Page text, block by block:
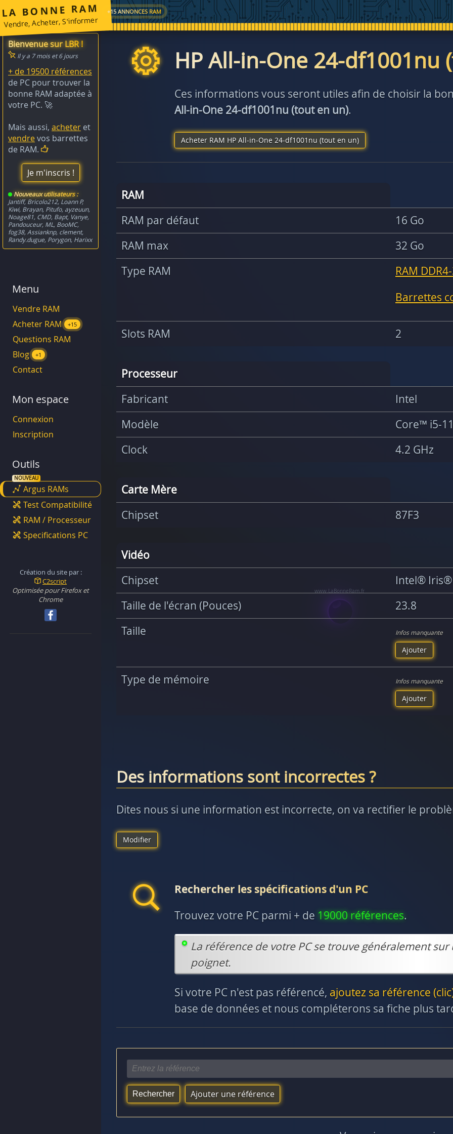
LA BONNE RAM
Vendre, Acheter, S'informer
+15 ANNONCES RAM
HP All-in-One 24-df1001nu
Ces informations vous seront utiles afin de choisir la
All-in-One 24-df1001nu (tout en un).
Acheter RAM HP All-in-One 24-df1001nu (tout en un)
RAM
RAM par défaut
16 Go
RAM max
32 Go
Type RAM
RAM
Barrettes
Slots RAM 2
Processeur
Fabricant
Intel
Modèle
Core™ i5-
Clock
4.2 GHz
Carte Mère
Chipset
87F3
Vidéo
Chipset
Intel®
Taille de l'écran (Pouces)
23.8
Taille
Infos manquante
Ajouter
Type de mémoire Infos manquante
Ajouter
Des informations sont incorrectes ?
Dites nous si une information est incorrecte, on va rectifier le
Modifier
Rechercher les spécifications d'un PC
Trouvez votre PC parmi + de 19000 références.
La référence de votre PC se trouve généralement
poignet.
Si votre PC n'est pas référencé, ajoutez sa référence
base de données et nous compléterons sa fiche plus
Ajouter une référence
Bienvenue sur LBR !
Il y a 7 mois et 6 jours
+ de 19500 références
de PC pour trouver la
bonne RAM adaptée à
votre PC. 🚀
Mais aussi, acheter et
vendrevos barrettes
de RAM.
Je m'inscris !
Nouveaux utilisateurs :
Jantiff, Bricolo212, Loann P,
Kiwi, Brayan, Pitufo, ayzeuun,
Noage81, CMD, Bapt, Vanye,
Pandouceur, ML, BooMC,
fog38, Assianknp, clement,
Randy.dugue, Porygon, Harixx
Menu
Vendre RAM
Acheter RAM
+15
Questions RAM
Blog
+1
Contact
Mon espace
Connexion
Inscription
Outils
Argus RAMs
Test Compatibilité
RAM / Processeur
Specifications PC
Création du site par :
C2script
Optimisée pour Firefox et
Chrome